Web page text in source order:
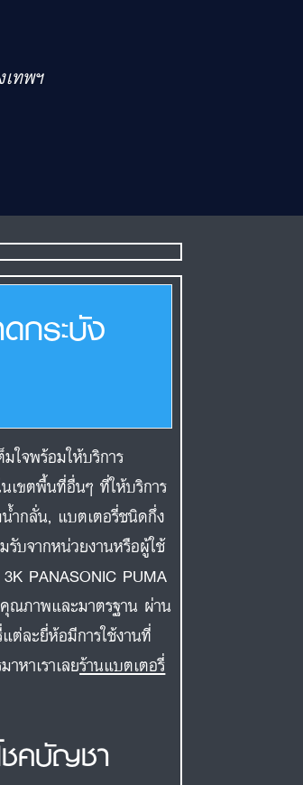
ทพฯ
กระบัง
ใจพร้อมให้บริการ
เขตพื้นที่อื่นๆ ที่ให้บริการ
ำกลั่น, แบตเตอรี่ชนิดกึ่ง
บจากหน่วยงานหรือผู้ใช้
PANASONIC PUMA
ณภาพและมาตรฐาน ผ่าน
ต่ละยี่ห้อมีการใช้งานที่
หาเราเลยร้านแบตเตอรี่
คบัญชา